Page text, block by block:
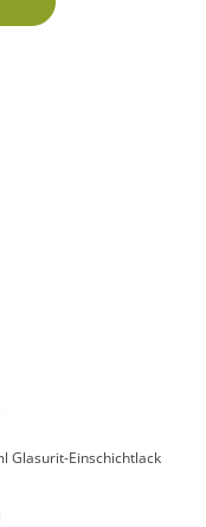
Glasurit-Einschichtlack